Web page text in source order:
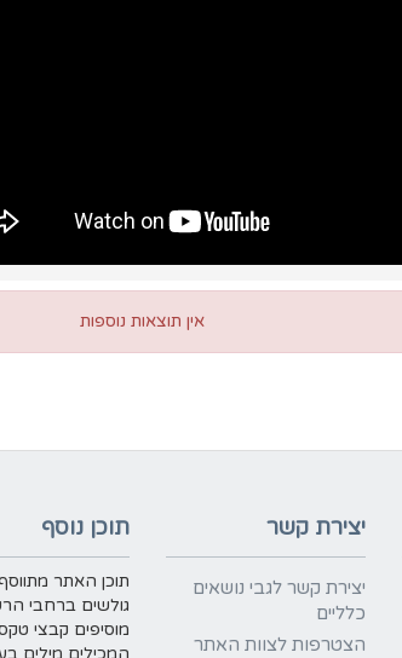
אין תוצאות נוספות
יצירת קשר
יצירת קשר לגבי נושאים
כלליים
הצטרפות לצוות האתר
תוכן נוסף
תוכן האתר
גולשים ברחבי
מוסיפים קבצי
המכילים מילים